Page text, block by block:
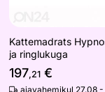
Kattemadrats
ja ringlukuga
197,21€
ajavahemikul 27.08